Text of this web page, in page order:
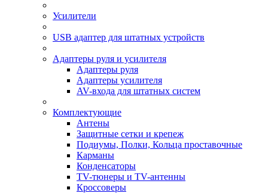
Усилители
USB адаптер для штатных устройств
Адаптеры руля и усилителя
Адаптеры руля
Адаптеры усилителя
AV-входа для штатных систем
Комплектующие
Антены
Защитные сетки и крепеж
Подиумы, Полки, Кольца проставочные
Карманы
Конденсаторы
TV-тюнеры и TV-антенны
Кроссоверы